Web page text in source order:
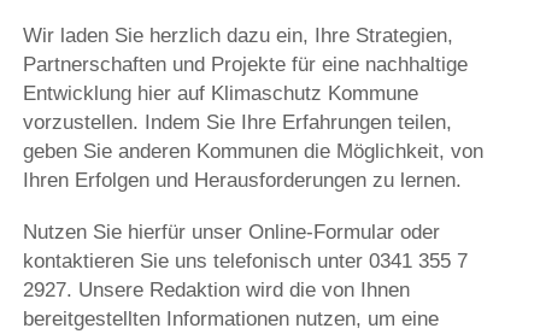
Wir laden Sie herzlich dazu ein, Ihre Strategien,
Partnerschaften und Projekte für eine nachhaltige
Entwicklung hier auf Klimaschutz Kommune
vorzustellen. Indem Sie Ihre Erfahrungen teilen,
geben Sie anderen Kommunen die Möglichkeit, von
Ihren Erfolgen und Herausforderungen zu lernen.
Nutzen Sie hierfür unser Online-Formular oder
kontaktieren Sie uns telefonisch unter 0341 355 7
2927. Unsere Redaktion wird die von Ihnen
bereitgestellten Informationen nutzen, um eine